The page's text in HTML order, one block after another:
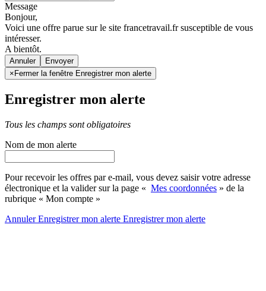
Message
Bonjour,
Voici une offre parue sur le site francetravail.fr susceptible de vous
intéresser.
A bientôt.
Annuler
× Fermer la fenêtre Enregistrer mon alerte
Enregistrer mon alerte
Tous les champs sont obligatoires
Nom de mon alerte
Pour recevoir les offres par e-mail, vous devez saisir votre adresse
électronique et la valider sur la page « Mes coordonnées » de la
rubrique « Mon compte »
AnnulerEnregistrer mon alerte Enregistrermon alerte